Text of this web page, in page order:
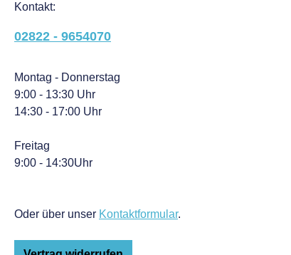
Kontakt:
02822 - 9654070
Montag - Donnerstag
9:00 - 13:30 Uhr
14:30 - 17:00 Uhr
Freitag
9:00 - 14:30Uhr
Oder über unser Kontaktformular.